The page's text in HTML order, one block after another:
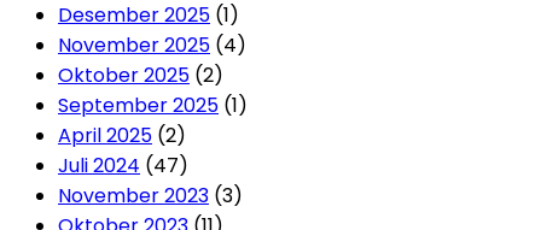
Desember 2025 (1)
November 2025 (4)
Oktober 2025 (2)
September 2025 (1)
April 2025 (2)
Juli 2024 (47)
November 2023 (3)